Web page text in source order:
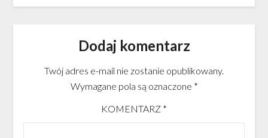
Dodaj komentarz
Twój adres e-mail nie zostanie opublikowany.
Wymagane pola są oznaczone *
KOMENTARZ *